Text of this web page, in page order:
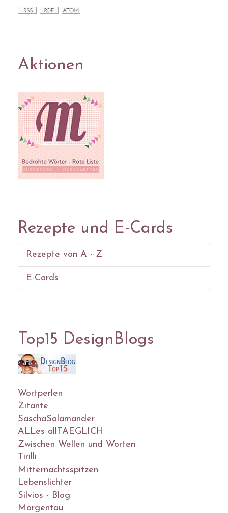
Aktionen
Rezepte und E-Cards
Rezepte von A - Z
E-Cards
Top15 DesignBlogs
Wortperlen
Zitante
SaschaSalamander
ALLes allTAEGLICH
Zwischen Wellen und Worten
Tirilli
Mitternachtsspitzen
Lebenslichter
Silvios - Blog
Morgentau